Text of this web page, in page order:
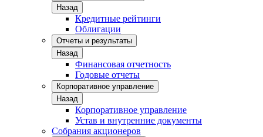
Назад
Кредитные рейтинги
Облигации
Отчеты и результаты
Назад
Финансовая отчетность
Годовые отчеты
Корпоративное управление
Назад
Корпоративное управление
Устав и внутренние документы
Собрания акционеров